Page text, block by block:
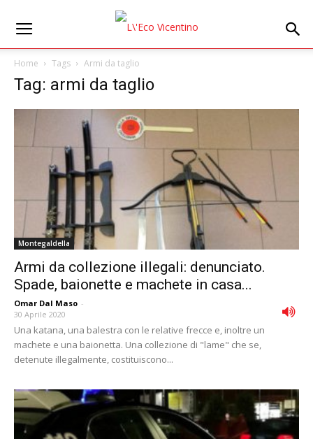
Home Tags Armi da taglio
Tag: armi da taglio
Montegaldella
Armi da collezione illegali: denunciato.
Spade, baionette e machete in casa...
Omar Dal Maso -
30 Aprile 2020
Una katana, una balestra con le relative frecce e, inoltre un
machete e una baionetta. Una collezione di "lame" che se,
detenute illegalmente, costituiscono...